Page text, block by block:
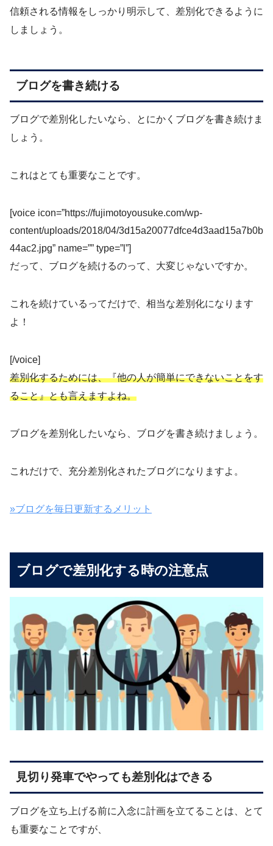
信頼される情報をしっかり明示して、差別化できるように
しましょう。
ブログを書き続ける
ブログで差別化したいなら、とにかくブログを書き続けま
しょう。
これはとても重要なことです。
[voice icon=”https://fujimotoyousuke.com/wp-
content/uploads/2018/04/3d15a20077dfce4d3aad15a7b0b
44ac2.jpg” name=”” type=”l”]
だって、ブログを続けるのって、大変じゃないですか。
これを続けているってだけで、相当な差別化になります
よ！
[/voice]
差別化するためには、『他の人が簡単にできないことをす
ること』とも言えますよね。
ブログを差別化したいなら、ブログを書き続けましょう。
これだけで、充分差別化されたブログになりますよ。
»ブログを毎日更新するメリット
ブログで差別化する時の注意点
見切り発車でやっても差別化はできる
ブログを立ち上げる前に入念に計画を立てることは、とて
も重要なことですが、